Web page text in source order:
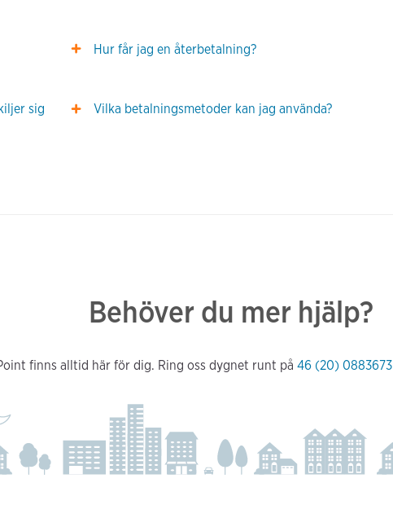
Hur får jag en återbetalning?
sig
Vilka betalningsmetoder kan jag använda?
Behöver du mer hjälp?
finns alltid här för dig. Ring oss dygnet runt på46 (20) 0883673